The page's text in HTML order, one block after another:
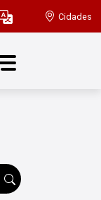
Cidades